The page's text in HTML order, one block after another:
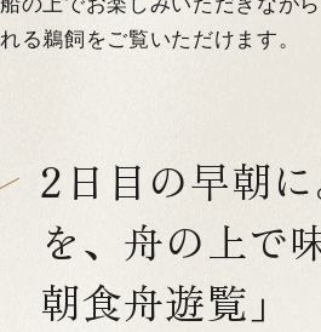
れる鵜飼をご覧いただけます。
2日目の早朝
を、舟の上で
朝食舟遊覧」